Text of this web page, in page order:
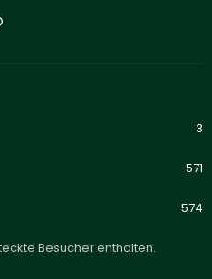
3
571
574
Besucher enthalten.